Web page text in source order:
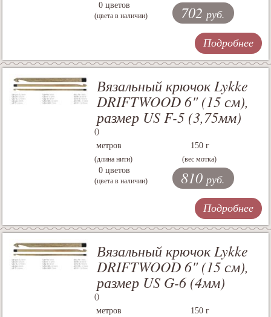
0 цветов
(цвета в наличии) 702 руб.
Подробнее
Вязальный крючок Lykke
DRIFTWOOD 6" (15 см),
размер US F-5 (3,75мм)
()
метров
(длина нити)
150 г
(вес мотка)
0 цветов
(цвета в наличии) 810 руб.
Подробнее
Вязальный крючок Lykke
DRIFTWOOD 6" (15 см),
размер US G-6 (4мм)
()
метров 150 г